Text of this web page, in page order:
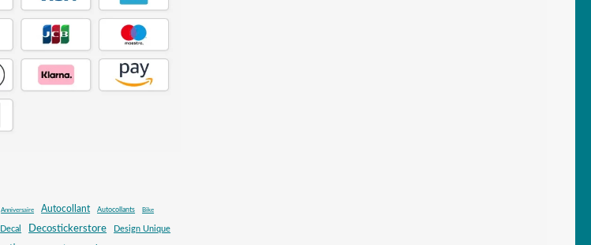
Anniversaire Autocollant Autocollants Bike
Decal Decostickerstore Design Unique